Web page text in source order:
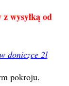
wysyłką od
doniczce 2l
pokroju.